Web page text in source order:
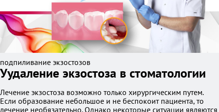
подпиливание экзостозов
Уудаление экзостоза в стоматологии
Лечение экзостоза возможно только хирургическим путем.
Если образование небольшое и не беспокоит пациента, то
лечение необязательно. Однако некоторые ситуации являются